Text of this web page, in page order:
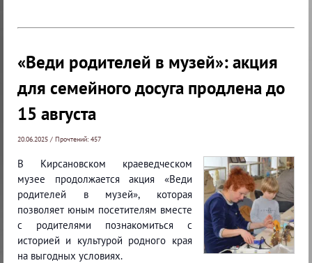
«Веди родителей в музей»: акция
для семейного досуга продлена до
15 августа
20.06.2025 / Прочтений: 457
В Кирсановском краеведческом
музее продолжается акция «Веди
родителей в музей», которая
позволяет юным посетителям вместе
с родителями познакомиться с
историей и культурой родного края
на выгодных условиях.